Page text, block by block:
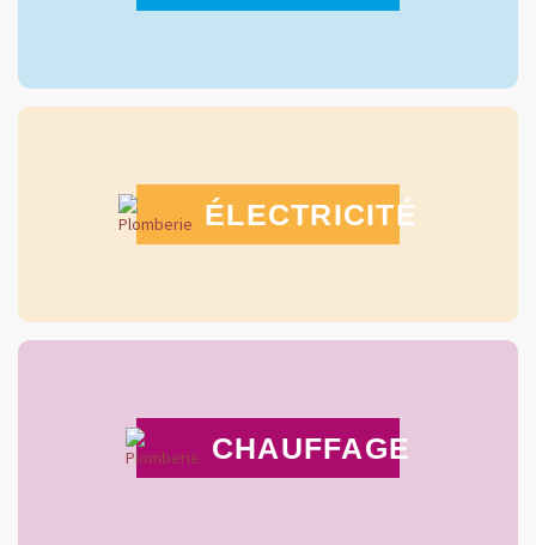
ÉLECTRICITÉ
CHAUFFAGE